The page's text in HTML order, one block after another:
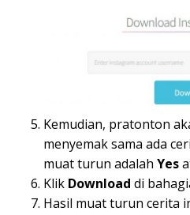
Kemudian, pratonton
menyemak sama ada
muat turun adalah Yes
Klik Download di
Hasil muat turun cerita